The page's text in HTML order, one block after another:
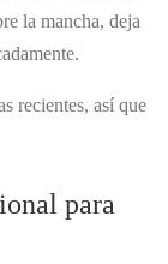
la mancha, deja
recientes, así que
para